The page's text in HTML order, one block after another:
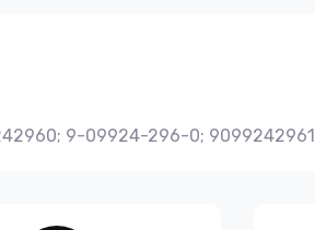
9-09924-296-0;